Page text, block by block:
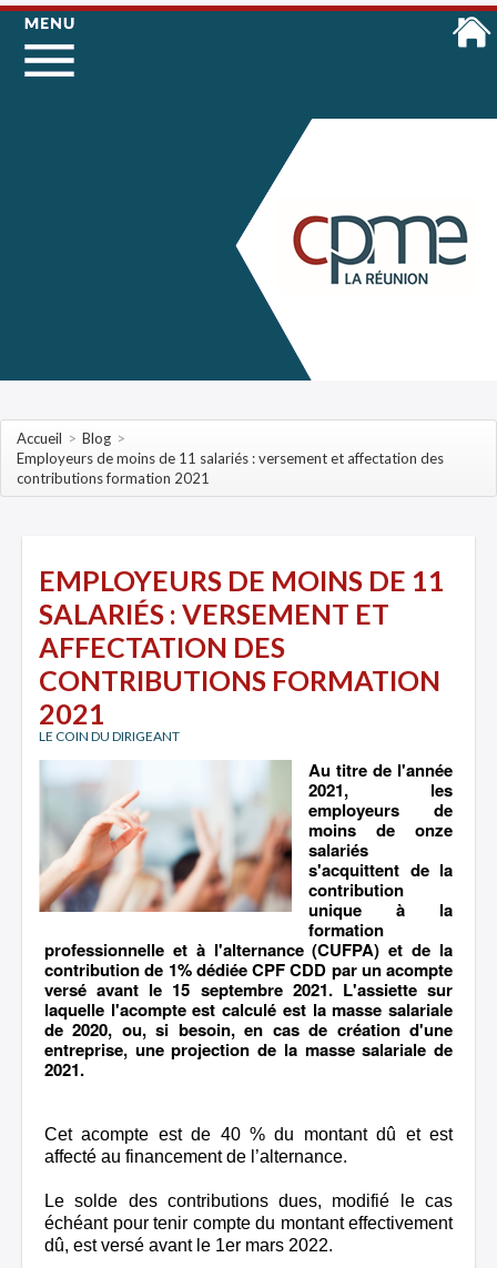
Accueil > Blog >
Employeurs de moins de 11 salariés : versement et affectation des
contributions formation 2021
EMPLOYEURS DE MOINS DE 11
SALARIÉS : VERSEMENT ET
AFFECTATION DES
CONTRIBUTIONS FORMATION
2021
LE COIN DU DIRIGEANT
Au titre de l'année
2021, les
employeurs de
moins de onze
salariés
s'acquittent de la
contribution
unique à la
formation
professionnelle et à l'alternance (CUFPA) et de la
contribution de 1% dédiée CPF CDD par un acompte
versé avant le 15 septembre 2021. L'assiette sur
laquelle l'acompte est calculé est la masse salariale
de 2020, ou, si besoin, en cas de création d'une
entreprise, une projection de la masse salariale de
2021.
Cet acompte est de 40 % du montant dû et est
affecté au financement de l’alternance.
Le solde des contributions dues, modifié le cas
échéant pour tenir compte du montant effectivement
dû, est versé avant le 1er mars 2022.